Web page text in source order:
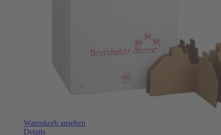
Warenkorb ansehen
Details